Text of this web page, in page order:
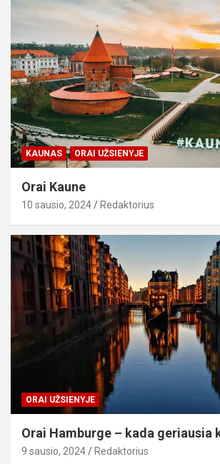
KAUNAS ORAI UŽSIENYJE
Orai Kaune
10 sausio, 2024 Redaktorius
ORAI UŽSIENYJE
Orai Hamburge – kada geriausia
9 sausio, 2024 Redaktorius